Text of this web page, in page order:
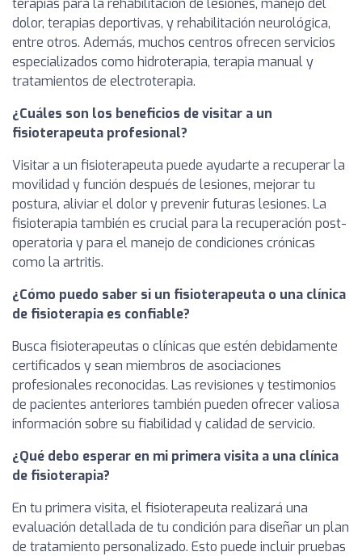
terapias para la rehabilitación de lesiones, manejo del
dolor, terapias deportivas, y rehabilitación neurológica,
entre otros. Además, muchos centros ofrecen servicios
especializados como hidroterapia, terapia manual y
tratamientos de electroterapia.
¿Cuáles son los beneficios de visitar a un
fisioterapeuta profesional?
Visitar a un fisioterapeuta puede ayudarte a recuperar la
movilidad y función después de lesiones, mejorar tu
postura, aliviar el dolor y prevenir futuras lesiones. La
fisioterapia también es crucial para la recuperación post-
operatoria y para el manejo de condiciones crónicas
como la artritis.
¿Cómo puedo saber si un fisioterapeuta o una clínica
de fisioterapia es confiable?
Busca fisioterapeutas o clínicas que estén debidamente
certificados y sean miembros de asociaciones
profesionales reconocidas. Las revisiones y testimonios
de pacientes anteriores también pueden ofrecer valiosa
información sobre su fiabilidad y calidad de servicio.
¿Qué debo esperar en mi primera visita a una clínica
de fisioterapia?
En tu primera visita, el fisioterapeuta realizará una
evaluación detallada de tu condición para diseñar un plan
de tratamiento personalizado. Esto puede incluir pruebas